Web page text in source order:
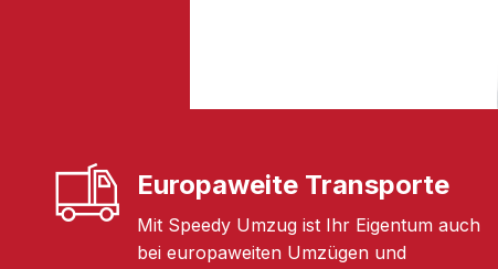
Europaweite Transporte
Mit Speedy Umzug ist Ihr Eigentum auch
bei europaweiten Umzügen und